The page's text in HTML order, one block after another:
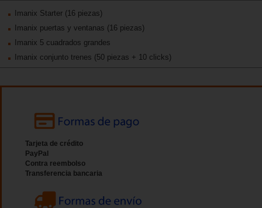
Imanix Starter (16 piezas)
Imanix puertas y ventanas (16 piezas)
Imanix 5 cuadrados grandes
Imanix conjunto trenes (50 piezas + 10 clicks)
Tarjeta de crédito
PayPal
Contra reembolso
Transferencia bancaria